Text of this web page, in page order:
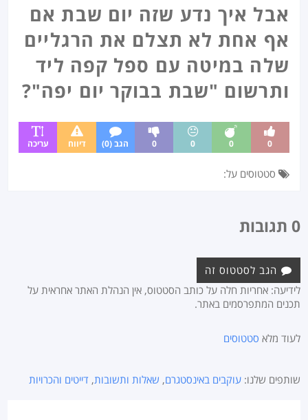
אבל איך נדע שזה יום שבת אם
אף אחת לא תצלם את הרגליים
שלה במיטה עם ספל קפה ליד
ותרשום "שבת בבוקר יום יפה"?
0
0
0
0 הגב (0) דיווח עריכה
סטטוסים על:
0 תגובות
הגב לסטטוס זה
לידיעה: אחריות חלה על כותב הסטטוס, אין הנהלת האתר אחראית על
תכנים המתפרסמים באתר.
לעוד מלא סטטוסים
שותפים שלנו:עוקבים באינסטגרם, שאלות ותשובות, דייטים והכרויות